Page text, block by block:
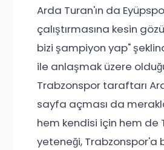
Arda Turan'ın da
çalıştırmasına kesin
bizi şampiyon yap"
ile anlaşmak üzere
Trabzonspor taraftarı
sayfa açması da
hem kendisi için hem de
yeteneği, Trabzonspor'a